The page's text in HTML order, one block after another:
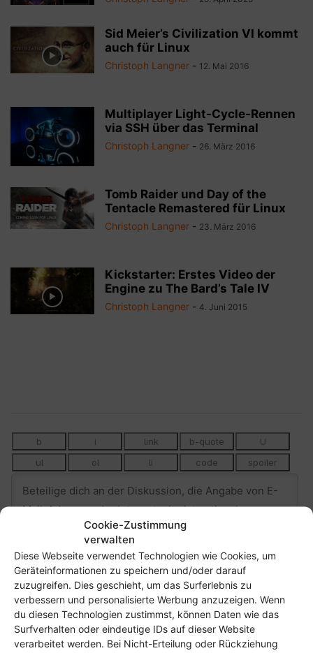
Cookie-Zustimmung
verwalten
Diese Webseite verwendet Technologien wie Cookies, um
Geräteinformationen zu speichern und/oder darauf
zuzugreifen. Dies geschieht, um das Surferlebnis zu
verbessern und personalisierte Werbung anzuzeigen. Wenn
du diesen Technologien zustimmst, können Daten wie das
Surfverhalten oder eindeutige IDs auf dieser Website
verarbeitet werden. Bei Nicht-Erteilung oder Rückziehung
Sid Meier’s Civilization VI kommt
auch für Linux
Christoph Langner - 12. Mai 2016
Multiplayer Light-Cycle-Rennen
via SSH über das Terminal
Christoph Langner - 26. März 2016
Tomb Raider und Day of the
Tentacle Remastered für Linux
Christoph Langner - 23. März 2016
Kickstarter: Erstes Video der
Engine zu The Bard’s Tale IV
Christoph Langner - 4. Juni 2015
18KOMMENTARE